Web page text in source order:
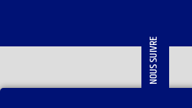
NOUS SUIVRE